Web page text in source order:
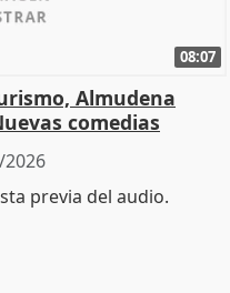
08:07
Almudena
comedias